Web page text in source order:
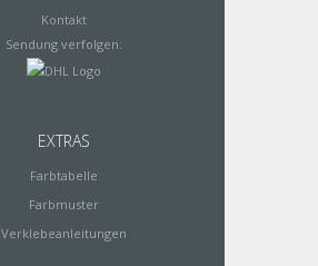
Kontakt
Sendung verfolgen:
EXTRAS
Farbtabelle
Farbmuster
Verklebeanleitungen